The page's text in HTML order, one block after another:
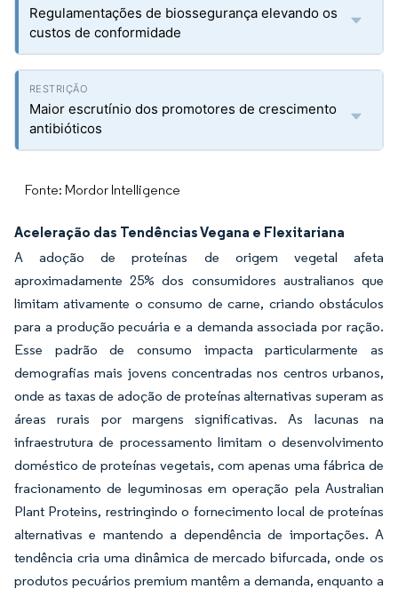
Regulamentações de biossegurança elevando os
custos de conformidade
Maior escrutínio dos promotores de crescimento
antibióticos
Fonte: Mordor Intelligence
Aceleração das Tendências Vegana e Flexitariana
A adoção de proteínas de origem vegetal afeta
aproximadamente 25% dos consumidores australianos que
limitam ativamente o consumo de carne, criando obstáculos
para a produção pecuária e a demanda associada por ração.
Esse padrão de consumo impacta particularmente as
demografias mais jovens concentradas nos centros urbanos,
onde as taxas de adoção de proteínas alternativas superam as
áreas rurais por margens significativas. As lacunas na
infraestrutura de processamento limitam o desenvolvimento
doméstico de proteínas vegetais, com apenas uma fábrica de
fracionamento de leguminosas em operação pela Australian
Plant Proteins, restringindo o fornecimento local de proteínas
alternativas e mantendo a dependência de importações. A
tendência cria uma dinâmica de mercado bifurcada, onde os
produtos pecuários premium mantêm a demanda, enquanto a